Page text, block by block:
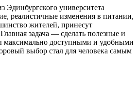
Эдинбургского университета
реалистичные изменения в питании,
жителей, принесут
задача — сделать полезные и
максимально доступными и удобными
выбор стал для человека самым